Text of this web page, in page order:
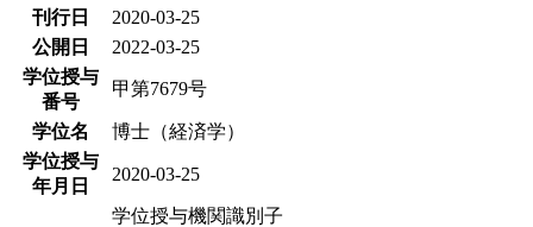
刊行日
2020-03-25
公開日
2022-03-25
学位授与
番号
甲第7679号
学位名
博士（経済学）
学位授与
年月日
2020-03-25
学位授与機関識別子